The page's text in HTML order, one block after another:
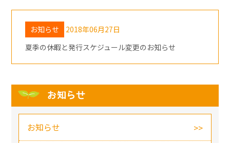
お知らせ
2018年06月27日
夏季の休暇と発行スケジュール変更のお知らせ
お知らせ
お知らせ